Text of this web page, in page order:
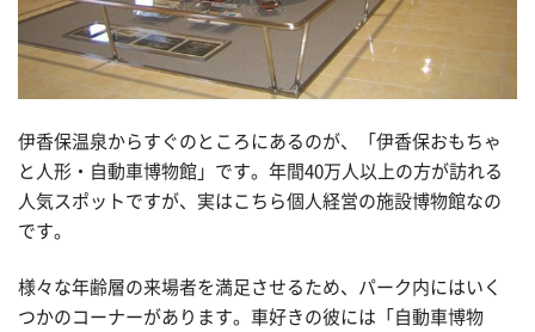
伊香保温泉からすぐのところにあるのが、「伊香保おもちゃ
と人形・自動車博物館」です。年間40万人以上の方が訪れる
人気スポットですが、実はこちら個人経営の施設博物館なの
です。
様々な年齢層の来場者を満足させるため、パーク内にはいく
つかのコーナーがあります。車好きの彼には「自動車博物